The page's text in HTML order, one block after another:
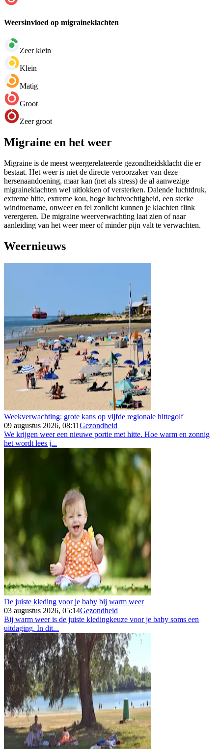
Weersinvloed op migraineklachten
Zeer klein
Klein
Matig
Groot
Zeer groot
Migraine en het weer
Migraine is de meest weergerelateerde gezondheidsklacht die er
bestaat. Het weer is niet de directe veroorzaker van deze
hersenaandoening, maar kan (net als stress) de al aanwezige
migraineklachten wel uitlokken of versterken. Dalende luchtdruk,
extreme hitte, extreme kou, hoge luchtvochtigheid, een sterke
windtoename, onweer en fel zonlicht kunnen je klachten flink
verergeren. De migraine weerverwachting laat zien of naar
aanleiding van het weer meer of minder pijn valt te verwachten.
Weernieuws
Weekverwachting: grote kans op vijfde regionale hittegolf
09 augustus 2026, 08:11Gezondheid
We krijgen weer een nieuwe portie met hitte. Hoe warm en zonnig
het wordt lees j...
De juiste kleding voor je baby bij warm weer
03 augustus 2026, 05:14Gezondheid
Bij warm weer is de juiste kledingkeuze voor je baby soms een
uitdaging. In dit...